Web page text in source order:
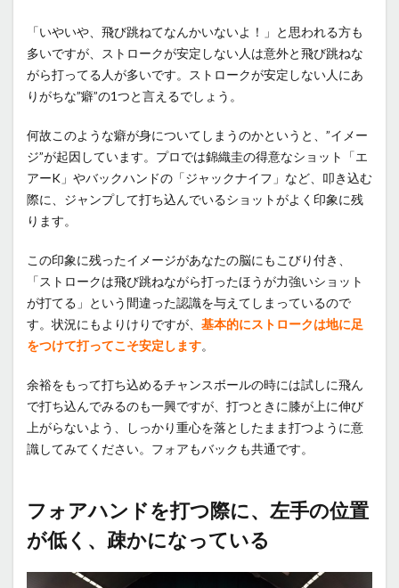
「いやいや、飛び跳ねてなんかいないよ！」と思われる方も
多いですが、ストロークが安定しない人は意外と飛び跳ねな
がら打ってる人が多いです。ストロークが安定しない人にあ
りがちな”癖”の1つと言えるでしょう。
何故このような癖が身についてしまうのかというと、”イメー
ジ”が起因しています。プロでは錦織圭の得意なショット「エ
アーK」やバックハンドの「ジャックナイフ」など、叩き込む
際に、ジャンプして打ち込んでいるショットがよく印象に残
ります。
この印象に残ったイメージがあなたの脳にもこびり付き、
「ストロークは飛び跳ねながら打ったほうが力強いショット
が打てる」という間違った認識を与えてしまっているので
す。状況にもよりけりですが、 基本的にストロークは地に足
をつけて打ってこそ安定します。
余裕をもって打ち込めるチャンスボールの時には試しに飛ん
で打ち込んでみるのも一興ですが、打つときに膝が上に伸び
上がらないよう、しっかり重心を落としたまま打つように意
識してみてください。フォアもバックも共通です。
フォアハンドを打つ際に、左手の位置
が低く、疎かになっている